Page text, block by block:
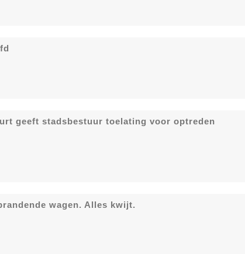
geeft stadsbestuur toelating voor optreden
wagen. Alles kwijt.